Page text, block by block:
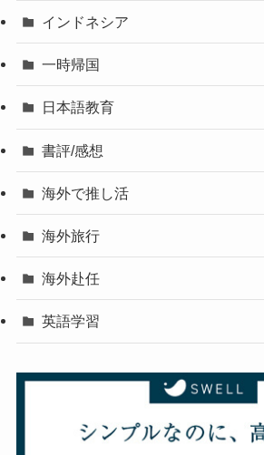
インドネシア
一時帰国
日本語教育
書評/感想
海外で推し活
海外旅行
海外赴任
英語学習